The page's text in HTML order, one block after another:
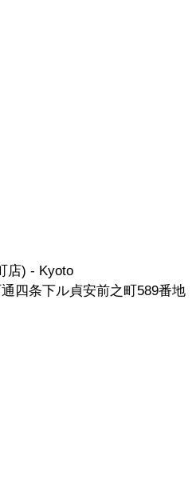
店) - Kyoto
四条下ル貞安前之町589番地